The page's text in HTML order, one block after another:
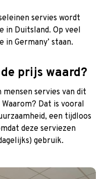
servies wordt
in Duitsland. Op veel
in Germany’ staan.
prijs waard?
servies van dit
Dat is vooral
een tijdloos
deze serviezen
gebruik.